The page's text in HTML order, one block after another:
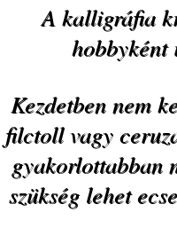
A kalligráfia
hobbyként
Kezdetben nem
filctoll vagy
gyakorlottabban
szükség lehet